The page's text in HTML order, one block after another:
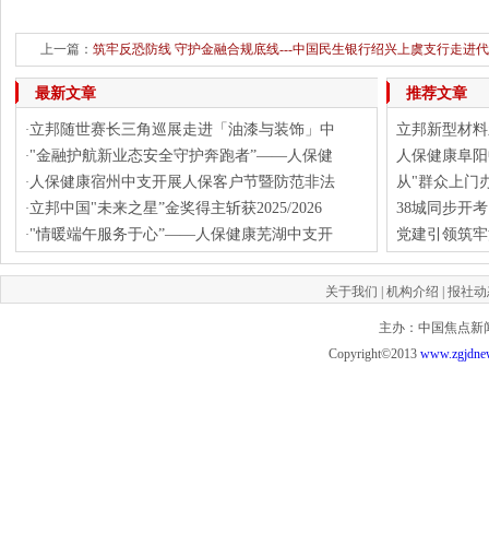
上一篇： 筑牢反恐防线 守护金融合规底线---中国民生银行绍兴上虞支行走进
下一篇：横跨五大赛区 解锁神仙风味：方
最新文章
·立邦随世赛长三角巡展走进「油漆与装饰」中
·"金融护航新业态安全守护奔跑者”——人保健
· 人保健康宿州中支开展人保客户节暨防范非法
·立邦中国"未来之星”金奖得主斩获2025/2026
·"情暖端午服务于心”——人保健康芜湖中支开
推荐文章
立邦新型材
人保健康阜
从"群众上门
38城同步开
党建引领筑
关于我们 机构介绍 报社
主办：中国焦点新
Copyright©2013